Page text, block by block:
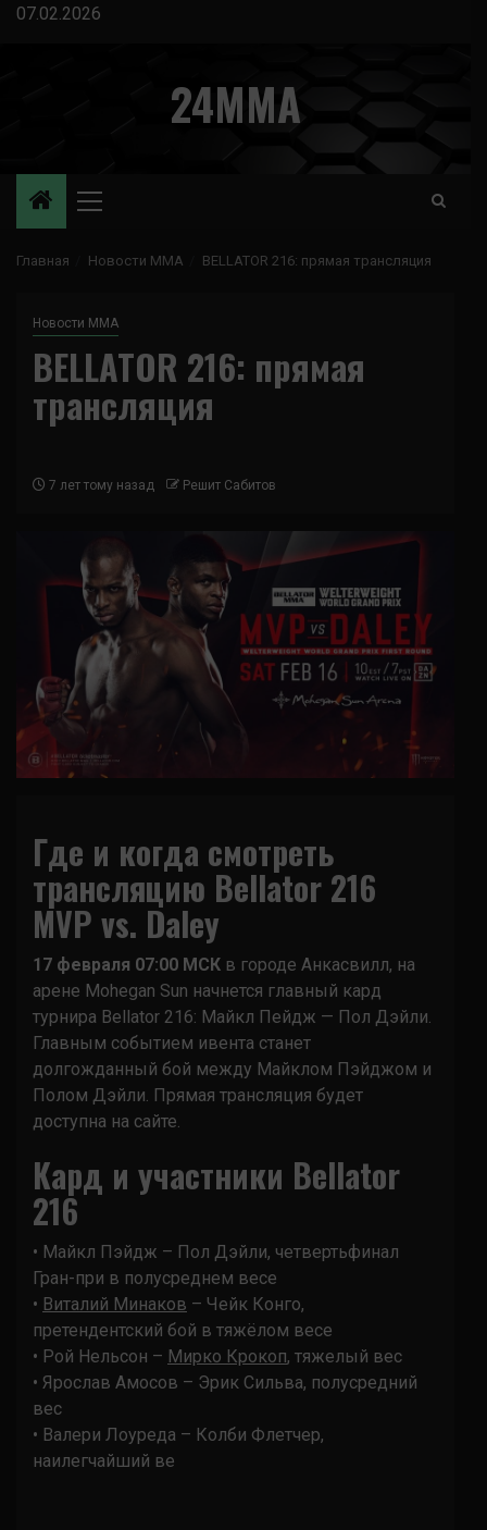
Перейти
07.02.2026
24MMA
Основное
Главная Новости ММА BELLATOR 216: прямая трансляция
Новости ММА
BELLATOR 216: прямая
трансляция
7 лет тому назад Решит Сабитов
Где и когда смотреть
трансляцию Bellator 216
MVP vs. Daley
17 февраля 07:00 МСК в городе Анкасвилл, на
арене Mohegan Sun начнется главный кард
турнира Bellator 216: Майкл Пейдж — Пол Дэйли.
Главным событием ивента станет
долгожданный бой между Майклом Пэйджом и
Полом Дэйли. Прямая трансляция будет
доступна на сайте.
Кард и участники Bellator
216
• Майкл Пэйдж – Пол Дэйли, четвертьфинал
Гран-при в полусреднем весе
• Виталий Минаков – Чейк Конго,
претендентский бой в тяжёлом весе
• Рой Нельсон – Мирко Крокоп, тяжелый вес
• Ярослав Амосов – Эрик Сильва, полусредний
вес
• Валери Лоуреда – Колби Флетчер,
наилегчайший ве